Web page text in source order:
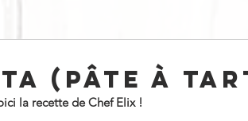
(PÂTE À
la recette de Chef Elix !